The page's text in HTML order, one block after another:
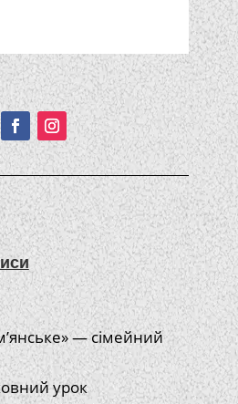
— сімейний
урок